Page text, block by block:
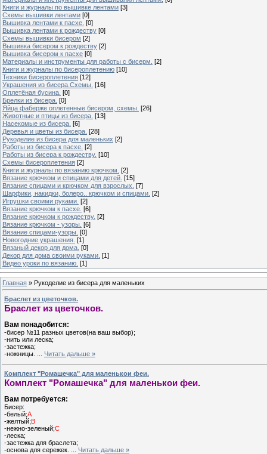
Книги и журналы по вышивке лентами [3]
Схемы вышивки лентами [0]
Вышивка лентами к пасхе. [0]
Вышивка лентами к рождеству [0]
Схемы вышивки бисером [2]
Вышивка бисером к рождеству [2]
Вышивка бисером к пасхе [0]
Материалы и инструменты для работы с бисерм. [2]
Книги и журналы по бисероплетению [10]
Техники бисероплетения [12]
Украшения из бисера.Схемы. [16]
Оплетёная бусина. [0]
Брелки из бисера. [0]
Яйца фаберже оплетенные бисером, схемы. [26]
Животные и птицы из бисера. [13]
Насекомые из бисера. [6]
Деревья и цветы из бисера. [28]
Рукоделие из бисера для маленьких [2]
Работы из бисера к пасхе. [2]
Работы из бисера к рождеству. [10]
Схемы бисероплетения [2]
Книги и журналы по вязанию крючком. [2]
Вязание крючком и спицами для детей. [15]
Вязание спицами и крючком для взрослых. [7]
Шарфики, накидки, болеро.. крючком и спицами. [2]
Игрушки своими руками. [2]
Вязание крючком к пасхе. [6]
Вязание крючком к рождеству. [2]
Вязание крючком - узоры. [6]
Вязание спицами-узоры. [0]
Новогодние украшения. [1]
Вязаный декор для дома. [0]
Декор для дома своими руками. [1]
Видео уроки по вязанию. [1]
Главная » Рукоделие из бисера для маленьких
Браслет из цветочков.
Браслет из цветочков.
Вам понадобится:
-бисер №11 разных цветов(на ваш выбор);
-нить или леска;
-застежка;
-ножницы.
Читать дальше »
Комплект "Ромашечка" для маленькои феи.
Комплект "Ромашечка" для маленькои феи.
Вам потребуется:
Бисер:
-белый;А
-желтый;В
-нежно-зеленый;С
-леска;
-застежка для браслета;
-основа для сережек.
Читать дальше »